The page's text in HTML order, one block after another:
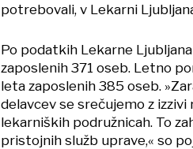
potrebovali, v Lekarni
Po podatkih Lekarne
zaposlenih 371 oseb. Letno
leta zaposlenih 385 oseb.
delavcev se srečujemo z
lekarniških podružnicah. To
pristojnih služb uprave,« so